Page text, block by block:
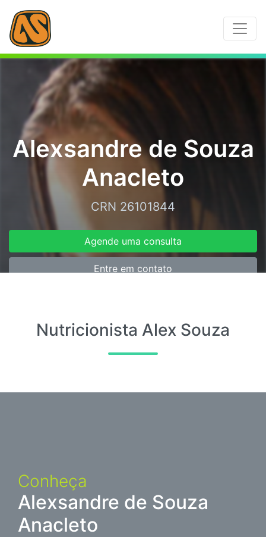
Alexsandre de Souza
Anacleto
CRN 26101844
Agende uma consulta
Entre em contato
Nutricionista Alex Souza
Conheça
Alexsandre de Souza
Anacleto